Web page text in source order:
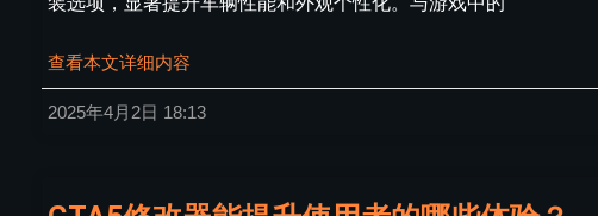
查看本文详细内容
2025年4月2日 18:13